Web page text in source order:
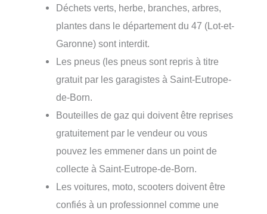
Déchets verts, herbe, branches, arbres,
plantes dans le département du 47 (Lot-et-
Garonne) sont interdit.
Les pneus (les pneus sont repris à titre
gratuit par les garagistes à Saint-Eutrope-
de-Born.
Bouteilles de gaz qui doivent être reprises
gratuitement par le vendeur ou vous
pouvez les emmener dans un point de
collecte à Saint-Eutrope-de-Born.
Les voitures, moto, scooters doivent être
confiés à un professionnel comme une